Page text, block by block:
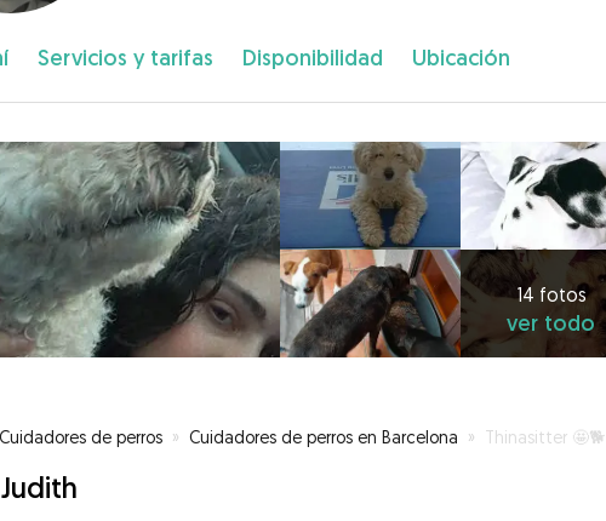
Servicios y tarifas Disponibilidad Ubicación
14 fotos
ver todo
Cuidadores de perros » Cuidadores de perros en Barcelona » Thinasitter 🤩🐕